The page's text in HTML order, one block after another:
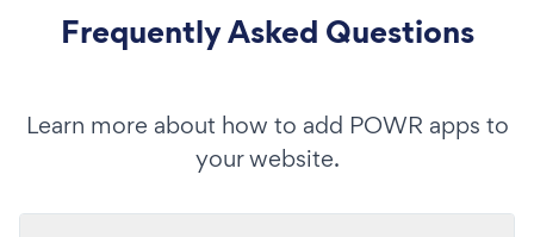
Frequently Asked Questions
Learn more about how to add POWR apps to
your website.